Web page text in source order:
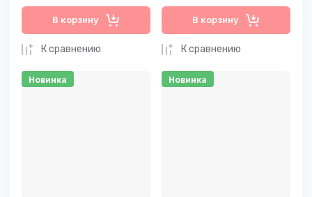
В корзину
К сравнению
В корзину
К сравнению
Новинка Новинка